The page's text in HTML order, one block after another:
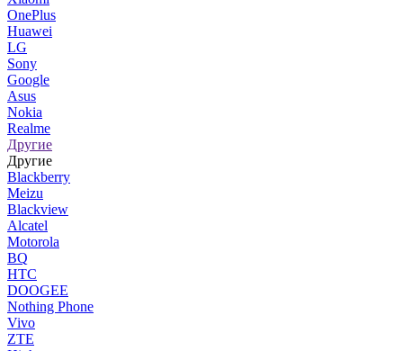
OnePlus
Huawei
LG
Sony
Google
Asus
Nokia
Realme
Другие
Другие
Blackberry
Meizu
Blackview
Alcatel
Motorola
BQ
HTC
DOOGEE
Nothing Phone
Vivo
ZTE